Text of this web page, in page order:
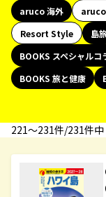
aruco 海外
Resort Style
島
BOOKS スペシャルコ
BOOKS 旅と健康
221〜231件/231件中